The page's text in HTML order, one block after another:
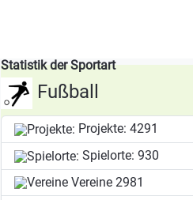
Statistik der Sportart
Fußball
Projekte: 4291
Spielorte: 930
Vereine 2981